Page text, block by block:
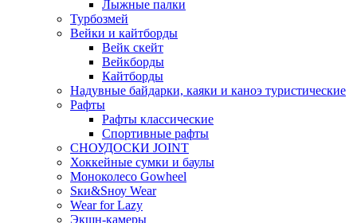
Лыжные палки
Турбозмей
Вейки и кайтборды
Вейк скейт
Вейкборды
Кайтборды
Надувные байдарки, каяки и каноэ туристические
Рафты
Рафты классические
Спортивные рафты
СНОУДОСКИ JOINT
Хоккейные сумки и баулы
Моноколесо Gowheel
Sки&Sноу Wear
Wear for Lazy
Экшн-камеры